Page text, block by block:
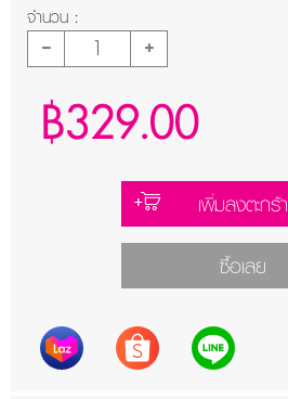
จำนวน :
฿329.00
เพิ่มลงตะกร้า
ซื้อเลย